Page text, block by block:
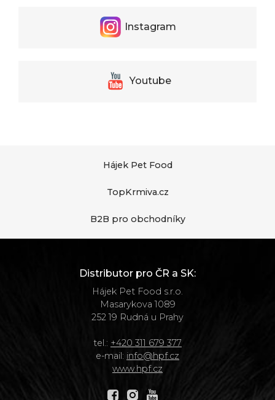
Instagram
Youtube
Hájek Pet Food
TopKrmiva.cz
B2B pro obchodníky
Distributor pro ČR a SK:
Hájek Pet Food s.r.o.
Masarykova 1089
252 19 Rudná u Prahy
tel.: +420 311 679 377
e-mail: info@hpf.cz
www.hpf.cz